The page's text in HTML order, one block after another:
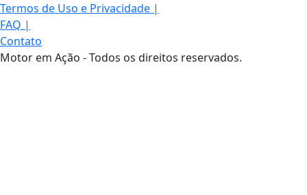
Termos de Uso e Privacidade |
FAQ |
Contato
Motor em Ação - Todos os direitos reservados.